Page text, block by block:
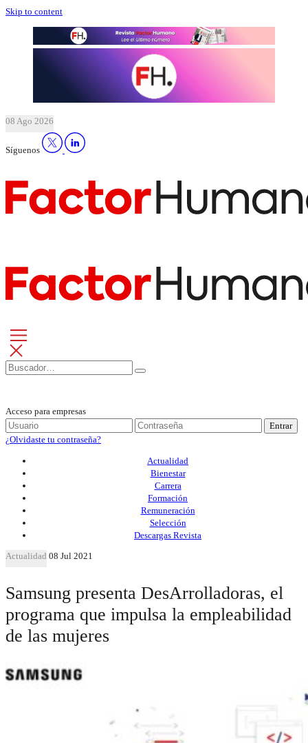
Skip to content
08 Ago 2026
Síguenos
Acceso para empresas
Entrar
¿Olvidaste tu contraseña?
Actualidad
Bienestar
Carrera
Formación
Remuneración
Selección
Descargas Revista
Actualidad 08 Jul 2021
Samsung presenta DesArrolladoras, el
programa que impulsa la empleabilidad
de las mujeres